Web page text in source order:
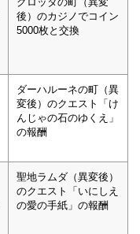
後）のカジノでコイン
5000枚と交換
ダーハルーネの町（異
変後）のクエスト「け
んじゃの石のゆくえ」
の報酬
聖地ラムダ（異変後）
のクエスト「いにしえ
の愛の手紙」の報酬